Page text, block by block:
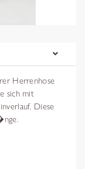
Herrenhose
sich mit
Diese